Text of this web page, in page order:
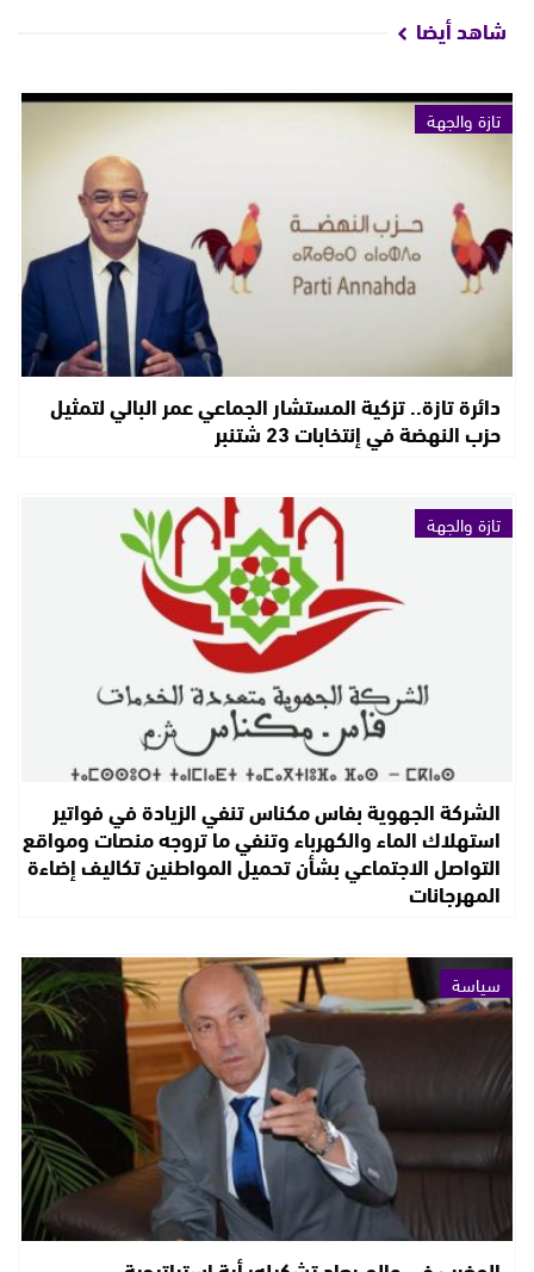
شاهد أيضا
تازة والجهة
دائرة تازة.. تزكية المستشار الجماعي عمر البالي لتمثيل
حزب النهضة في إنتخابات 23 شتنبر
تازة والجهة
الشركة الجهوية بفاس مكناس تنفي الزيادة في فواتير
استهلاك الماء والكهرباء وتنفي ما تروجه منصات ومواقع
التواصل الاجتماعي بشأن تحميل المواطنين تكاليف إضاءة
المهرجانات
سياسة